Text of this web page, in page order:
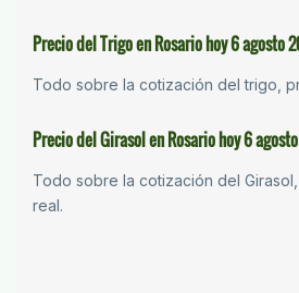
Precio del Trigo en Rosario hoy 6 agosto
Todo sobre la cotización del trigo,
Precio del Girasol en Rosario hoy 6
Todo sobre la cotización del
real.